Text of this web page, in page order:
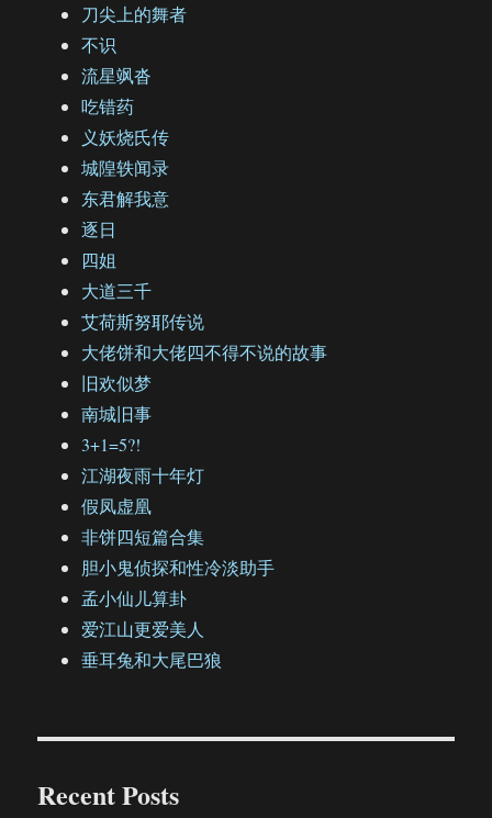
刀尖上的舞者
不识
流星飒沓
吃错药
义妖烧氏传
城隍轶闻录
东君解我意
逐日
四姐
大道三千
艾荷斯努耶传说
大佬饼和大佬四不得不说的故事
旧欢似梦
南城旧事
3+1=5?!
江湖夜雨十年灯
假凤虚凰
非饼四短篇合集
胆小鬼侦探和性冷淡助手
孟小仙儿算卦
爱江山更爱美人
垂耳兔和大尾巴狼
Recent Posts